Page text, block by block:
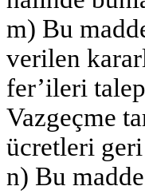
m) Bu
verilen
fer’ileri
Vazgeçme
ücretleri geri
n) Bu